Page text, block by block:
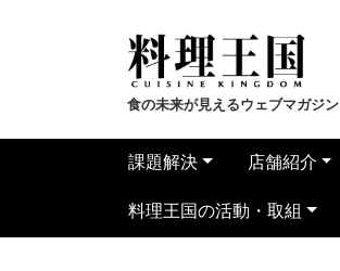
食の未来が見えるウェブマガジン
課題解決 店舗紹介
料理王国の活動・取組